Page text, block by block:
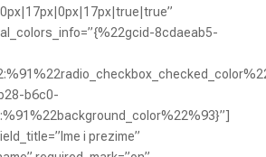
8cdaeab5-
b6c0-
i prezime”